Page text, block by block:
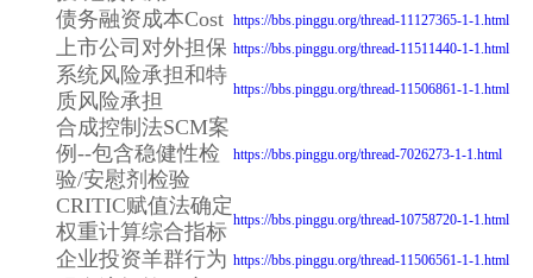
债务融资成本Cost https://bbs.pinggu.org/thread-11127365-1-1.html
上市公司对外担保 https://bbs.pinggu.org/thread-11511440-1-1.html
系统风险承担和特
质风险承担
https://bbs.pinggu.org/thread-11506861-1-1.html
合成控制法SCM案
例--包含稳健性检
验/安慰剂检验
https://bbs.pinggu.org/thread-7026273-1-1.html
CRITIC赋值法确定
权重计算综合指标 https://bbs.pinggu.org/thread-10758720-1-1.html
企业投资羊群行为 https://bbs.pinggu.org/thread-11506561-1-1.html